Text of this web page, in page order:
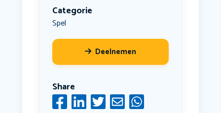
Categorie
Spel
Deelnemen
Share